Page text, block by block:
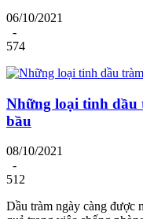
06/10/2021
-
574
Những loại tinh dầu
bầu
08/10/2021
-
512
Dầu tràm ngày càng được